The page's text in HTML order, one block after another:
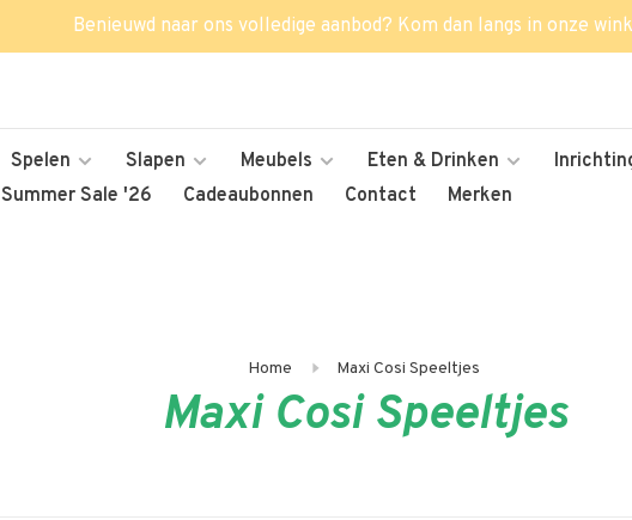
Benieuwd naar ons volledige aanbod? Kom dan langs in onze
Spelen Slapen Meubels Eten & Drinken
Summer Sale '26 Cadeaubonnen Contact Merken
Home Maxi Cosi Speeltjes
Maxi Cosi Speeltjes